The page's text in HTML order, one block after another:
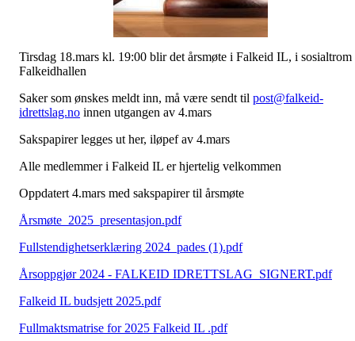
Tirsdag 18.mars kl. 19:00 blir det årsmøte i Falkeid IL, i sosialtrom
Falkeidhallen
Saker som ønskes meldt inn, må være sendt til post@falkeid-
idrettslag.no innen utgangen av 4.mars
Sakspapirer legges ut her, iløpef av 4.mars
Alle medlemmer i Falkeid IL er hjertelig velkommen
Oppdatert 4.mars med sakspapirer til årsmøte
Årsmøte_2025_presentasjon.pdf
Fullstendighetserklæring 2024_pades (1).pdf
Årsoppgjør 2024 - FALKEID IDRETTSLAG_SIGNERT.pdf
Falkeid IL budsjett 2025.pdf
Fullmaktsmatrise for 2025 Falkeid IL .pdf